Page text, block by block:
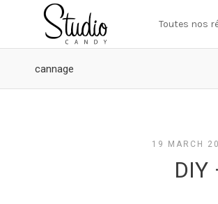
Toutes nos
cannage
19 MARCH
DIY